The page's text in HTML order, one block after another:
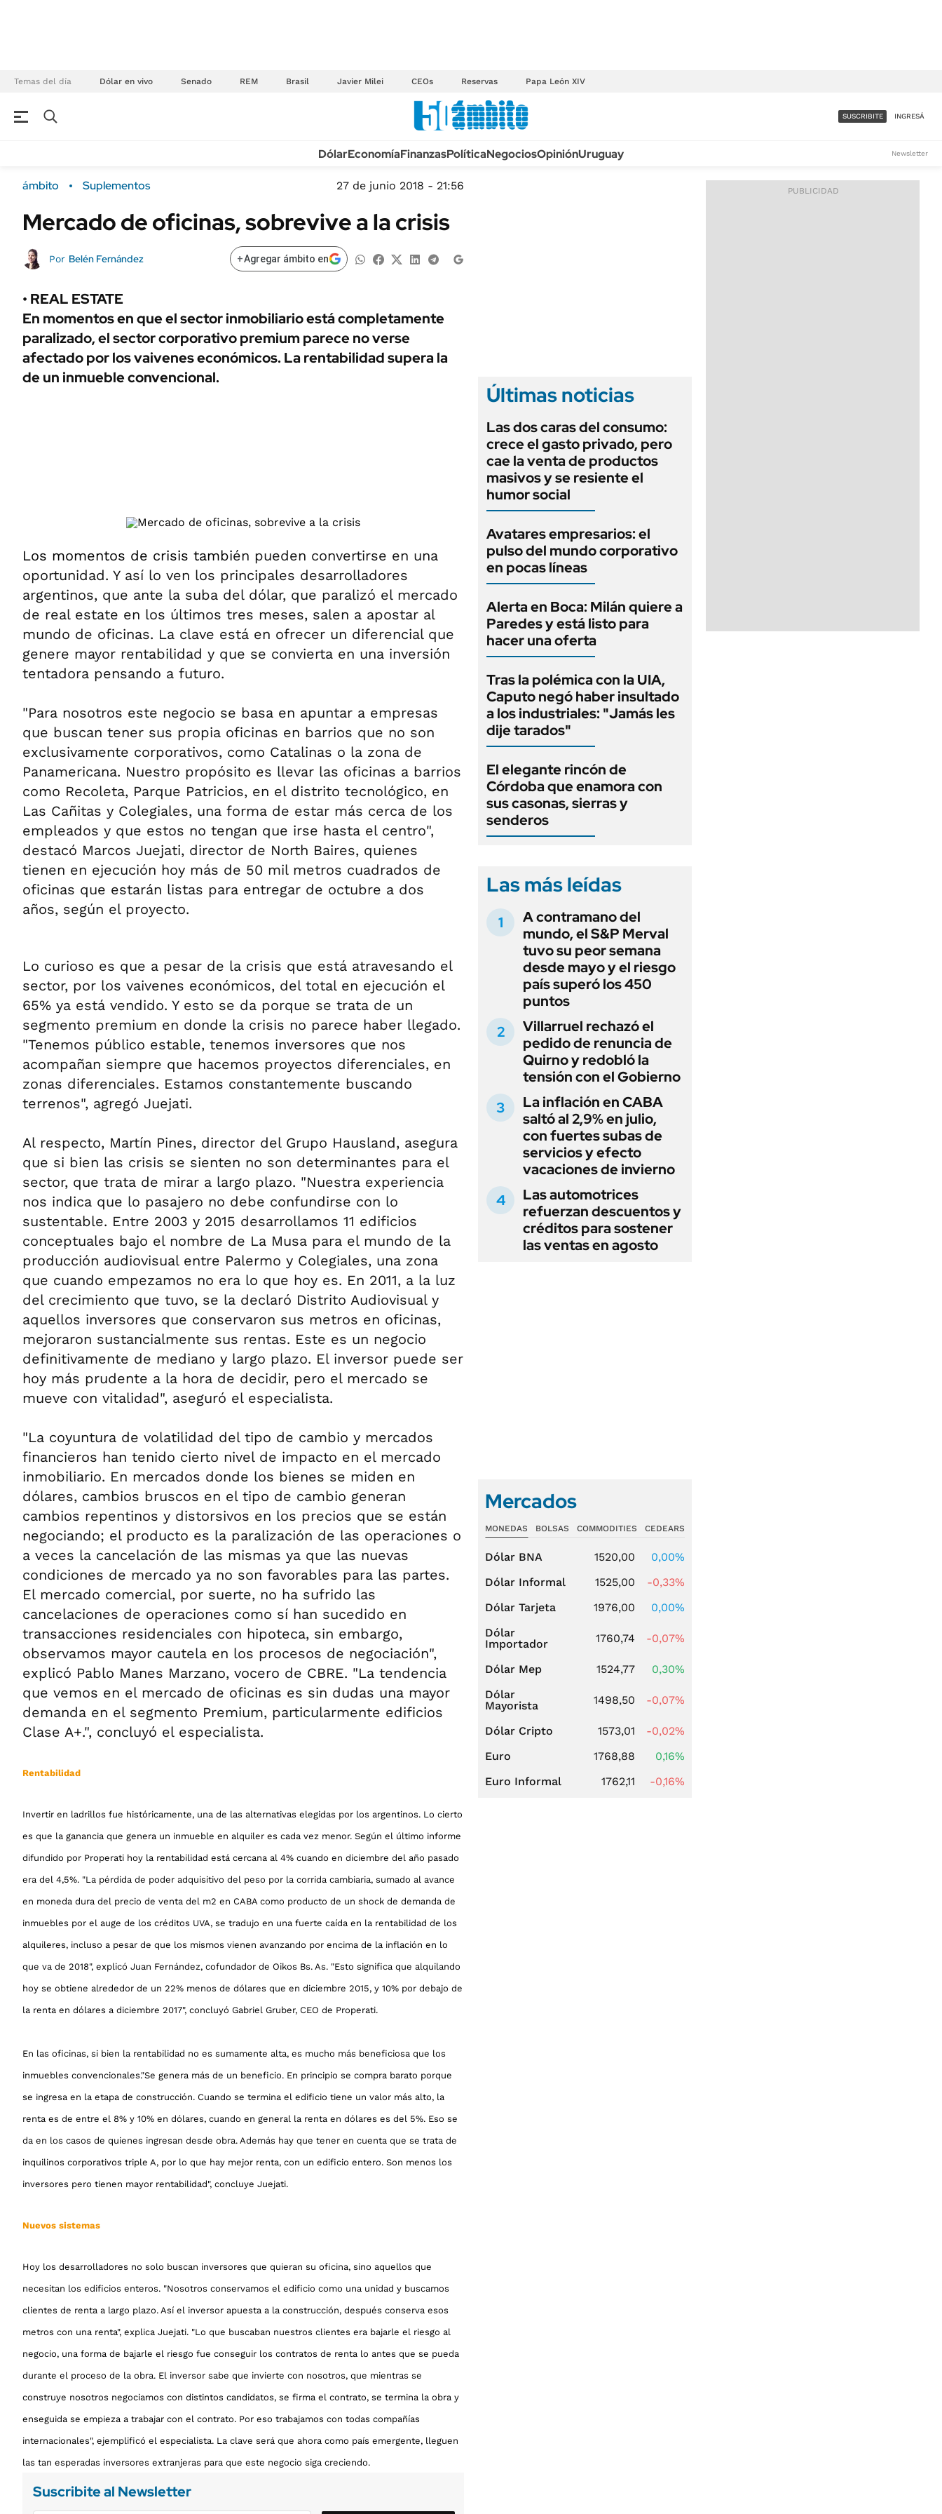
Temas del día Dólar en vivo Senado REM Brasil Javier Milei CEOs Reservas Papa León XIV
Campo
Dólar
Mercados
ÁMBITO DEBATE
MEDIAKIT AMBITO DEBATE
Sustentabilidad
ENERGY REPORT
Nacional
Municipios
URUGUAY
TECNOLOGÍA
MÉXICO
MUNDO
INFORMACIÓN GENERAL
LIFESTYLE
ACCESO FULL - $1.800/MES
SUSCRIBITE INGRESÁ
DólarEconomíaFinanzasPolíticaNegociosOpiniónUruguay Newsletter
ámbito Suplementos 27 de junio 2018 - 21:56
Mercado de oficinas, sobrevive a la crisis
Por Belén Fernández +Agregar ámbito en
• REAL ESTATE
En momentos en que el sector inmobiliario está completamente
paralizado, el sector corporativo premium parece no verse
afectado por los vaivenes económicos. La rentabilidad supera la
de un inmueble convencional.
Los momentos de crisis también pueden convertirse en una
oportunidad. Y así lo ven los principales desarrolladores
argentinos, que ante la suba del dólar, que paralizó el mercado
de real estate en los últimos tres meses, salen a apostar al
mundo de oficinas. La clave está en ofrecer un diferencial que
genere mayor rentabilidad y que se convierta en una inversión
tentadora pensando a futuro.
"Para nosotros este negocio se basa en apuntar a empresas
que buscan tener sus propia oficinas en barrios que no son
exclusivamente corporativos, como Catalinas o la zona de
Panamericana. Nuestro propósito es llevar las oficinas a barrios
como Recoleta, Parque Patricios, en el distrito tecnológico, en
Las Cañitas y Colegiales, una forma de estar más cerca de los
empleados y que estos no tengan que irse hasta el centro",
destacó Marcos Juejati, director de North Baires, quienes
tienen en ejecución hoy más de 50 mil metros cuadrados de
oficinas que estarán listas para entregar de octubre a dos
años, según el proyecto.
Lo curioso es que a pesar de la crisis que está atravesando el
sector, por los vaivenes económicos, del total en ejecución el
65% ya está vendido. Y esto se da porque se trata de un
segmento premium en donde la crisis no parece haber llegado.
"Tenemos público estable, tenemos inversores que nos
acompañan siempre que hacemos proyectos diferenciales, en
zonas diferenciales. Estamos constantemente buscando
terrenos", agregó Juejati.
Al respecto, Martín Pines, director del Grupo Hausland, asegura
que si bien las crisis se sienten no son determinantes para el
sector, que trata de mirar a largo plazo. "Nuestra experiencia
nos indica que lo pasajero no debe confundirse con lo
sustentable. Entre 2003 y 2015 desarrollamos 11 edificios
conceptuales bajo el nombre de La Musa para el mundo de la
producción audiovisual entre Palermo y Colegiales, una zona
que cuando empezamos no era lo que hoy es. En 2011, a la luz
del crecimiento que tuvo, se la declaró Distrito Audiovisual y
aquellos inversores que conservaron sus metros en oficinas,
mejoraron sustancialmente sus rentas. Este es un negocio
definitivamente de mediano y largo plazo. El inversor puede ser
hoy más prudente a la hora de decidir, pero el mercado se
mueve con vitalidad", aseguró el especialista.
"La coyuntura de volatilidad del tipo de cambio y mercados
financieros han tenido cierto nivel de impacto en el mercado
inmobiliario. En mercados donde los bienes se miden en
dólares, cambios bruscos en el tipo de cambio generan
cambios repentinos y distorsivos en los precios que se están
negociando; el producto es la paralización de las operaciones o
a veces la cancelación de las mismas ya que las nuevas
condiciones de mercado ya no son favorables para las partes.
El mercado comercial, por suerte, no ha sufrido las
cancelaciones de operaciones como sí han sucedido en
transacciones residenciales con hipoteca, sin embargo,
observamos mayor cautela en los procesos de negociación",
explicó Pablo Manes Marzano, vocero de CBRE. "La tendencia
que vemos en el mercado de oficinas es sin dudas una mayor
demanda en el segmento Premium, particularmente edificios
Clase A+.", concluyó el especialista.
Rentabilidad
Invertir en ladrillos fue históricamente, una de las alternativas elegidas por los argentinos. Lo cierto
es que la ganancia que genera un inmueble en alquiler es cada vez menor. Según el último informe
difundido por Properati hoy la rentabilidad está cercana al 4% cuando en diciembre del año pasado
era del 4,5%. "La pérdida de poder adquisitivo del peso por la corrida cambiaria, sumado al avance
en moneda dura del precio de venta del m2 en CABA como producto de un shock de demanda de
inmuebles por el auge de los créditos UVA, se tradujo en una fuerte caída en la rentabilidad de los
alquileres, incluso a pesar de que los mismos vienen avanzando por encima de la inflación en lo
que va de 2018", explicó Juan Fernández, cofundador de Oikos Bs. As. "Esto significa que alquilando
hoy se obtiene alrededor de un 22% menos de dólares que en diciembre 2015, y 10% por debajo de
la renta en dólares a diciembre 2017", concluyó Gabriel Gruber, CEO de Properati.
En las oficinas, si bien la rentabilidad no es sumamente alta, es mucho más beneficiosa que los
inmuebles convencionales."Se genera más de un beneficio. En principio se compra barato porque
se ingresa en la etapa de construcción. Cuando se termina el edificio tiene un valor más alto, la
renta es de entre el 8% y 10% en dólares, cuando en general la renta en dólares es del 5%. Eso se
da en los casos de quienes ingresan desde obra. Además hay que tener en cuenta que se trata de
inquilinos corporativos triple A, por lo que hay mejor renta, con un edificio entero. Son menos los
inversores pero tienen mayor rentabilidad", concluye Juejati.
Nuevos sistemas
Hoy los desarrolladores no solo buscan inversores que quieran su oficina, sino aquellos que
necesitan los edificios enteros. "Nosotros conservamos el edificio como una unidad y buscamos
clientes de renta a largo plazo. Así el inversor apuesta a la construcción, después conserva esos
metros con una renta", explica Juejati. "Lo que buscaban nuestros clientes era bajarle el riesgo al
negocio, una forma de bajarle el riesgo fue conseguir los contratos de renta lo antes que se pueda
durante el proceso de la obra. El inversor sabe que invierte con nosotros, que mientras se
construye nosotros negociamos con distintos candidatos, se firma el contrato, se termina la obra y
enseguida se empieza a trabajar con el contrato. Por eso trabajamos con todas compañías
internacionales", ejemplificó el especialista. La clave será que ahora como país emergente, lleguen
las tan esperadas inversores extranjeras para que este negocio siga creciendo.
Suscribite al Newsletter
Últimas noticias
Las dos caras del consumo:
crece el gasto privado, pero
cae la venta de productos
masivos y se resiente el
humor social
Avatares empresarios: el
pulso del mundo corporativo
en pocas líneas
Alerta en Boca: Milán quiere a
Paredes y está listo para
hacer una oferta
Tras la polémica con la UIA,
Caputo negó haber insultado
a los industriales: "Jamás les
dije tarados"
El elegante rincón de
Córdoba que enamora con
sus casonas, sierras y
senderos
Las más leídas
A contramano del
mundo, el S&P Merval
tuvo su peor semana
desde mayo y el riesgo
país superó los 450
puntos
Villarruel rechazó el
pedido de renuncia de
Quirno y redobló la
tensión con el Gobierno
La inflación en CABA
saltó al 2,9% en julio,
con fuertes subas de
servicios y efecto
vacaciones de invierno
Las automotrices
refuerzan descuentos y
créditos para sostener
las ventas en agosto
Mercados
MONEDAS BOLSAS COMMODITIES CEDEARS
Dólar BNA 1520,00
0,00%
Dólar Informal
1525,00
-0,33%
Dólar Tarjeta
1976,00
0,00%
Dólar
Importador
1760,74 -0,07%
Dólar Mep 1524,77
0,30%
Dólar
Mayorista
1498,50 -0,07%
Dólar Cripto 1573,01
-0,02%
Euro
1768,88
0,16%
Euro Informal
1762,11 -0,16%